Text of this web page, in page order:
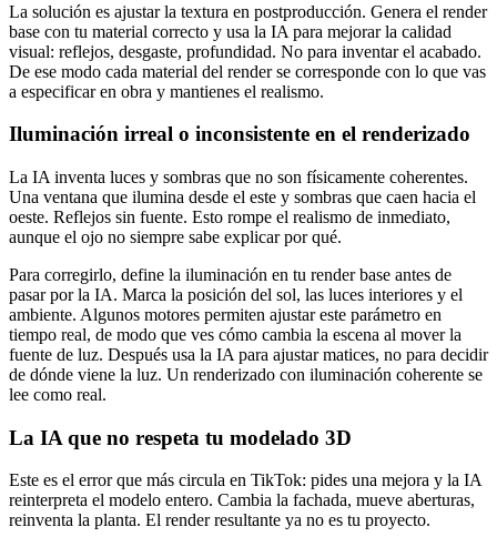
La solución es ajustar la textura en postproducción. Genera el render
base con tu material correcto y usa la IA para mejorar la calidad
visual: reflejos, desgaste, profundidad. No para inventar el acabado.
De ese modo cada material del render se corresponde con lo que vas
a especificar en obra y mantienes el realismo.
Iluminación irreal o inconsistente en el renderizado
La IA inventa luces y sombras que no son físicamente coherentes.
Una ventana que ilumina desde el este y sombras que caen hacia el
oeste. Reflejos sin fuente. Esto rompe el realismo de inmediato,
aunque el ojo no siempre sabe explicar por qué.
Para corregirlo, define la iluminación en tu render base antes de
pasar por la IA. Marca la posición del sol, las luces interiores y el
ambiente. Algunos motores permiten ajustar este parámetro en
tiempo real, de modo que ves cómo cambia la escena al mover la
fuente de luz. Después usa la IA para ajustar matices, no para decidir
de dónde viene la luz. Un renderizado con iluminación coherente se
lee como real.
La IA que no respeta tu modelado 3D
Este es el error que más circula en TikTok: pides una mejora y la IA
reinterpreta el modelo entero. Cambia la fachada, mueve aberturas,
reinventa la planta. El render resultante ya no es tu proyecto.